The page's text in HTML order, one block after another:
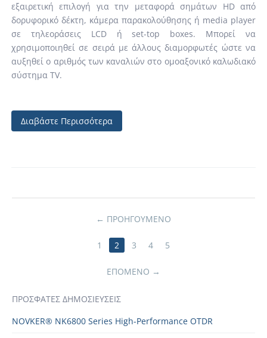
εξαιρετική επιλογή για την μεταφορά σημάτων HD από
δορυφορικό δέκτη, κάμερα παρακολούθησης ή media player
σε τηλεοράσεις LCD ή set-top boxes. Μπορεί να
χρησιμοποιηθεί σε σειρά με άλλους διαμορφωτές ώστε να
αυξηθεί ο αριθμός των καναλιών στο ομοαξονικό καλωδιακό
σύστημα TV.
Διαβάστε Περισσότερα
ΠΡΟΗΓΟΥΜΕΝΟ
1 2 3 4 5
ΕΠΌΜΕΝΟ
ΠΡΌΣΦΑΤΕΣ ΔΗΜΟΣΙΕΎΣΕΙΣ
NOVKER® NK6800 Series High-Performance OTDR